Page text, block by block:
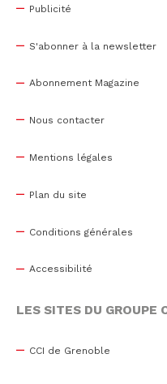
Publicité
S'abonner à la newsletter
Abonnement Magazine
Nous contacter
Mentions légales
Plan du site
Conditions générales
Accessibilité
LES SITES DU GROUPE
CCI de Grenoble